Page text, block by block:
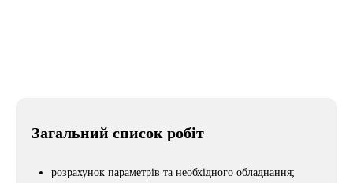
Загальний список робіт
розрахунок параметрів та необхідного обладнання;